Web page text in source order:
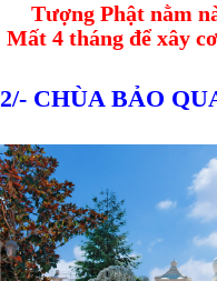
Tượng Phật nằm
Mất 4 tháng để xây
2/- CHÙA BẢO